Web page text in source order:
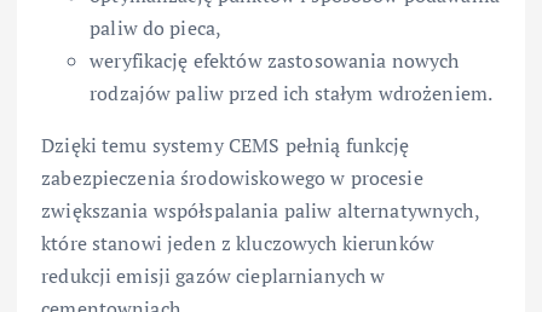
paliw do pieca,
weryfikację efektów zastosowania nowych
rodzajów paliw przed ich stałym wdrożeniem.
Dzięki temu systemy CEMS pełnią funkcję
zabezpieczenia środowiskowego w procesie
zwiększania współspalania paliw alternatywnych,
które stanowi jeden z kluczowych kierunków
redukcji emisji gazów cieplarnianych w